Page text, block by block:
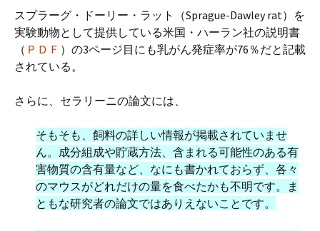
スプラーグ・ドーリー・ラット（Sprague-Dawley rat）を
実験動物として提供している米国・ハーラン社の説明書
（ ＰＤＦ ）の3ページ目にも乳がん発症率が76％だと記載
されている。
さらに、セラリーニの論文には、
そもそも、飼料の詳しい情報が掲載されていませ
ん。成分組成や貯蔵方法、含まれる可能性のある有
害物質の含有量など、なにも書かれておらず、各々
のマウスがどれだけの量を食べたかも不明です。ま
ともな研究者の論文ではありえないことです。